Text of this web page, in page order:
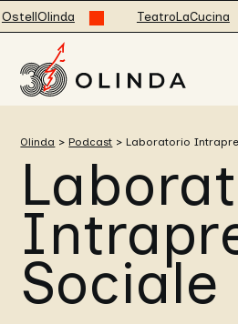
TeatroLaCucina
Olinda > Podcast > Laboratorio
Sociale